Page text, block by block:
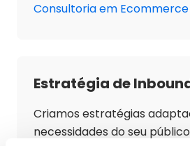
Consultoria em Ecommerce
Estratégia de
Criamos estratégias
necessidades do seu